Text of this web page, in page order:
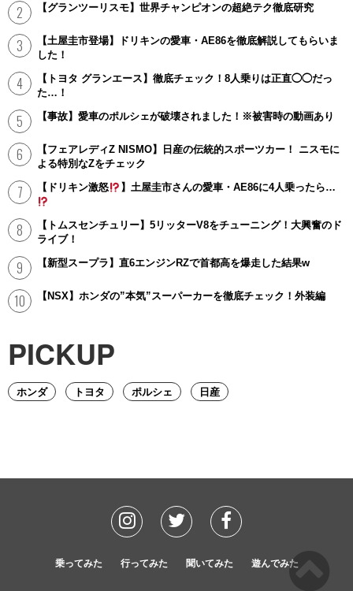
【グランツーリスモ】世界チャンピオンの超絶テク徹底研究
【土屋圭市登場】ドリキンの愛車・AE86を徹底解説してもらいま
した！
【トヨタ グランエース】徹底チェック！8人乗りは正直◯◯だっ
た…！
【事故】愛車のポルシェが破壊されました！※被害時の動画あり
【フェアレディZ NISMO】日産の伝統的スポーツカー！ ニスモに
よる特別なZをチェック
【ドリキン激怒
】土屋圭市さんの愛車・AE86に4人乗ったら…
【トムスセンチュリー】5リッターV8をチューニング！大興奮のド
ライブ！
【新型スープラ】直6エンジンRZで首都高を爆走した結果w
【NSX】ホンダの”本気”スーパーカーを徹底チェック！外装編
PICKUP
ホンダ トヨタ ポルシェ 日産
乗ってみた 行ってみた 聞いてみた 遊んでみた